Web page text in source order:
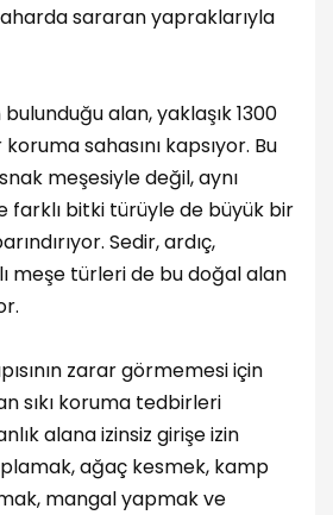
sararan yapraklarıyla
alan, yaklaşık 1300
sahasını kapsıyor. Bu
meşesiyle değil, aynı
farklı bitki türüyle de büyük bir
Sedir, ardıç,
meşe türleri de bu doğal alan
zarar görmemesi için
sıkı koruma tedbirleri
alana izinsiz girişe izin
ağaç kesmek, kamp
mangal yapmak ve